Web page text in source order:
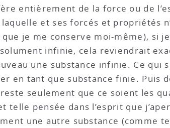
entièrement de la force ou de
et ses forcés et propriétés
je me conserve moi-même), si
infinie, cela reviendrait
une substance infinie. Ce qui
en tant que substance finie. Puis
seulement que ce soient les
pensée dans l’esprit que
une autre substance (comme